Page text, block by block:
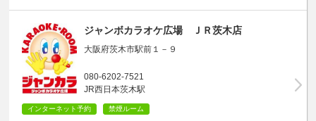
ジャンボカラオケ広場 ＪＲ茨木店
大阪府茨木市駅前１－９
080-6202-7521
JR西日本茨木駅
インターネット予約 禁煙ルーム